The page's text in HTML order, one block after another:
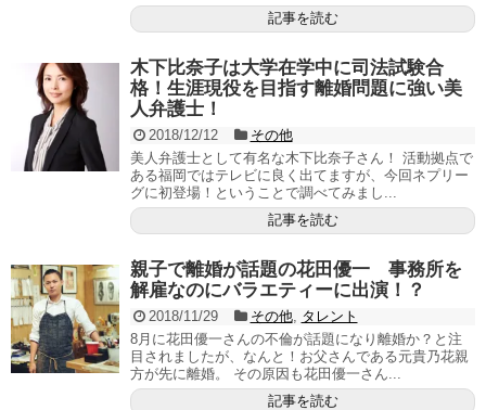
記事を読む
木下比奈子は大学在学中に司法試験合
格！生涯現役を目指す離婚問題に強い美
人弁護士！
2018/12/12
その他
美人弁護士として有名な木下比奈子さん！ 活動拠点で
ある福岡ではテレビに良く出てますが、今回ネプリー
グに初登場！ということで調べてみまし...
記事を読む
親子で離婚が話題の花田優一 事務所を
解雇なのにバラエティーに出演！？
2018/11/29 その他, タレント
8月に花田優一さんの不倫が話題になり離婚か？と注
目されましたが、なんと！お父さんである元貴乃花親
方が先に離婚。 その原因も花田優一さん...
記事を読む